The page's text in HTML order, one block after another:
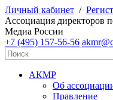
Личный кабинет /
Ассоциация директоров
Медиа России
+7 (495) 157-56-56
АКМР
Об
Правление